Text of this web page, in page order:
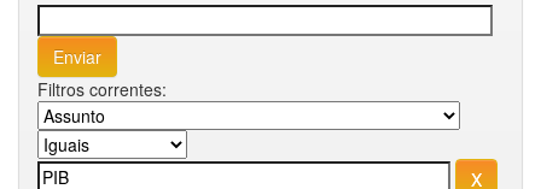
Filtros correntes: